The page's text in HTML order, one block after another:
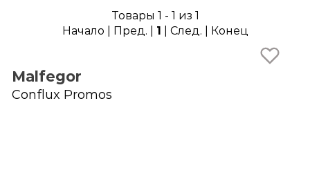
Товары 1 - 1 из 1
Начало | Пред. | 1 | След. | Конец
Malfegor
Conflux Promos